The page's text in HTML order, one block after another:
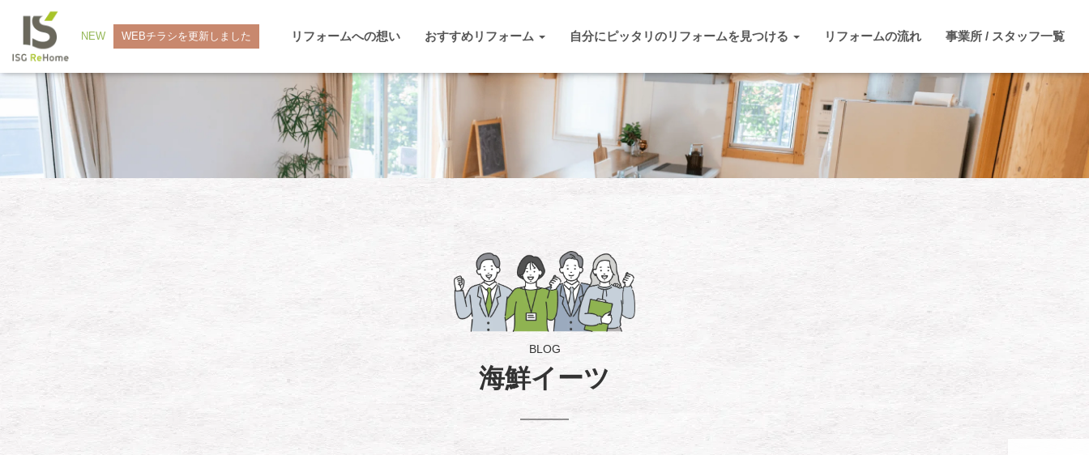
NEW WEBチラシを更新しました リフォームへの想い おすすめリフォーム 自分にピッタリのリフォームを見つける リフォームの流れ 事業所 / スタッフ一覧
海鮮イーツ
BLOG